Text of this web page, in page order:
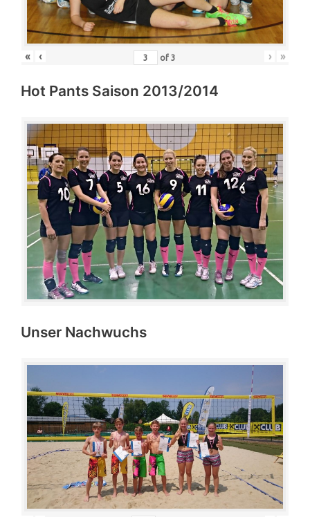
« ‹ of3 › »
Hot Pants Saison 2013/2014
Unser Nachwuchs